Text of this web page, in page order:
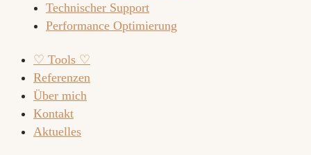
Technischer Support
Performance Optimierung
♡ Tools ♡
Referenzen
Über mich
Kontakt
Aktuelles